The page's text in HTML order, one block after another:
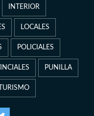
INTERIOR
LOCALES
POLICIALES
PUNILLA
TURISMO